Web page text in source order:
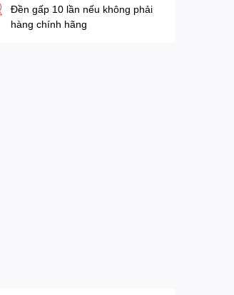
Đền gấp 10 lần nếu không phải
hàng chính hãng